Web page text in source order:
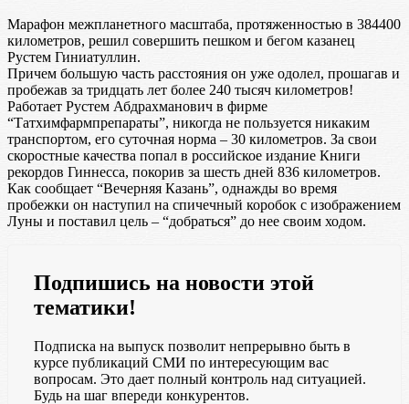
Марафон межпланетного масштаба, протяженностью в 384400
километров, решил совершить пешком и бегом казанец
Рустем Гиниатуллин.
Причем большую часть расстояния он уже одолел, прошагав и
пробежав за тридцать лет более 240 тысяч километров!
Работает Рустем Абдрахманович в фирме
“Татхимфармпрепараты”, никогда не пользуется никаким
транспортом, его суточная норма – 30 километров. За свои
скоростные качества попал в российское издание Книги
рекордов Гиннесса, покорив за шесть дней 836 километров.
Как сообщает “Вечерняя Казань”, однажды во время
пробежки он наступил на спичечный коробок с изображением
Луны и поставил цель – “добраться” до нее своим ходом.
Подпишись на новости этой
тематики!
Подписка на выпуск позволит непрерывно быть в
курсе публикаций СМИ по интересующим вас
вопросам. Это дает полный контроль над ситуацией.
Будь на шаг впереди конкурентов.